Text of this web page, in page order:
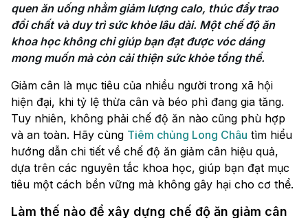
quen ăn uống nhằm giảm lượng calo, thúc đẩy trao
đổi chất và duy trì sức khỏe lâu dài. Một chế độ ăn
khoa học không chỉ giúp bạn đạt được vóc dáng
mong muốn mà còn cải thiện sức khỏe tổng thể.
Giảm cân là mục tiêu của nhiều người trong xã hội
hiện đại, khi tỷ lệ thừa cân và béo phì đang gia tăng.
Tuy nhiên, không phải chế độ ăn nào cũng phù hợp
và an toàn. Hãy cùng Tiêm chủng Long Châu tìm hiểu
hướng dẫn chi tiết về chế độ ăn giảm cân hiệu quả,
dựa trên các nguyên tắc khoa học, giúp bạn đạt mục
tiêu một cách bền vững mà không gây hại cho cơ thể.
Làm thế nào để xây dựng chế độ ăn giảm cân